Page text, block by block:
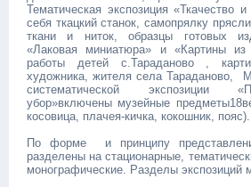
Тематическая экспозиция «Ткачество
себя ткацкий станок, самопрялку
ткани и ниток, образцы готовых
«Лаковая миниатюра» и «Картины из
работы детей с.Тараданово ,
художника, жителя села Тараданово,
систематической экспозиции
убор»включены музейные
косовица, плачея-кичка, кокошник, пояс).
По форме и принципу
разделены на стационарные,
монографические. Разделы экспозиций